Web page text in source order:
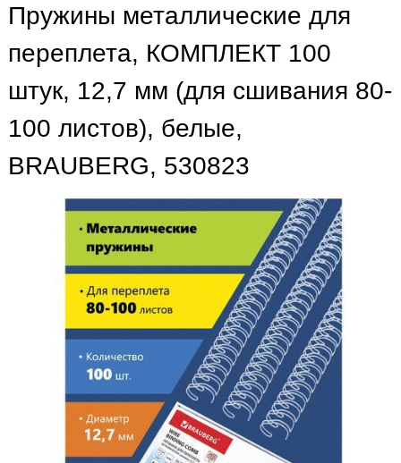
Пружины металлические для
переплета, КОМПЛЕКТ 100
штук, 12,7 мм (для сшивания 80-
100 листов), белые,
BRAUBERG, 530823